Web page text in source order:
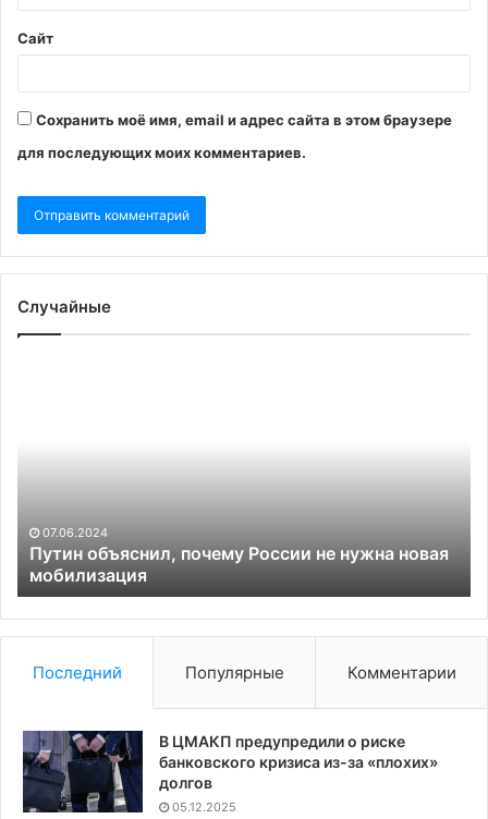
Сайт
Сохранить моё имя, email и адрес сайта в этом браузере
для последующих моих комментариев.
Случайные
мобилизация
07.06.2024
Путин объяснил, почему России не нужна новая
мобилизация
Последний Популярные Комментарии
В ЦМАКП предупредили о риске
банковского кризиса из-за «плохих»
долгов
05.12.2025